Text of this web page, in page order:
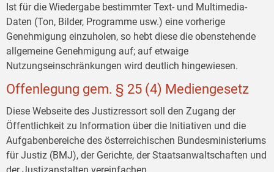
Ist für die Wiedergabe bestimmter Text- und Multimedia-
Daten (Ton, Bilder, Programme usw.) eine vorherige
Genehmigung einzuholen, so hebt diese die obenstehende
allgemeine Genehmigung auf; auf etwaige
Nutzungseinschränkungen wird deutlich hingewiesen.
Offenlegung gem. § 25 (4) Mediengesetz
Diese Webseite des Justizressort soll den Zugang der
Öffentlichkeit zu Information über die Initiativen und die
Aufgabenbereiche des österreichischen Bundesministeriums
für Justiz (BMJ), der Gerichte, der Staatsanwaltschaften und